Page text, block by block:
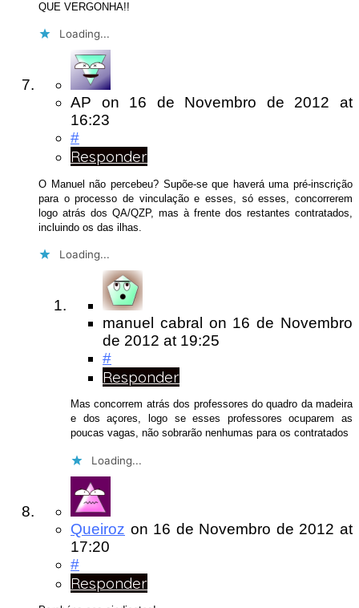
QUE VERGONHA!!
Loading...
AP on 16 de Novembro de 2012at
16:23
#
Responder
O Manuel não percebeu? Supõe-se que haverá uma pré-inscrição
para o processo de vinculação e esses, só esses, concorrerem
logo atrás dos QA/QZP, mas à frente dos restantes contratados,
incluindo os das ilhas.
Loading...
manuel cabral on 16 de Novembro
de 2012 at 19:25
#
Responder
Mas concorrem atrás dos professores do quadro da madeira
e dos açores, logo se esses professores ocuparem as
poucas vagas, não sobrarão nenhumas para os contratados
Loading...
Queiroz on 16 de Novembro de 2012at
17:20
#
Responder